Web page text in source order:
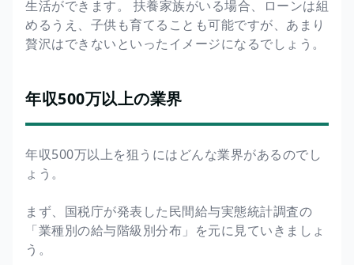
生活ができます。 扶養家族がいる場合、ローンは組
めるうえ、子供も育てることも可能ですが、あまり
贅沢はできないといったイメージになるでしょう。
年収500万以上の業界
年収500万以上を狙うにはどんな業界があるのでし
ょう。
まず、国税庁が発表した民間給与実態統計調査の
「業種別の給与階級別分布」を元に見ていきましょ
う。